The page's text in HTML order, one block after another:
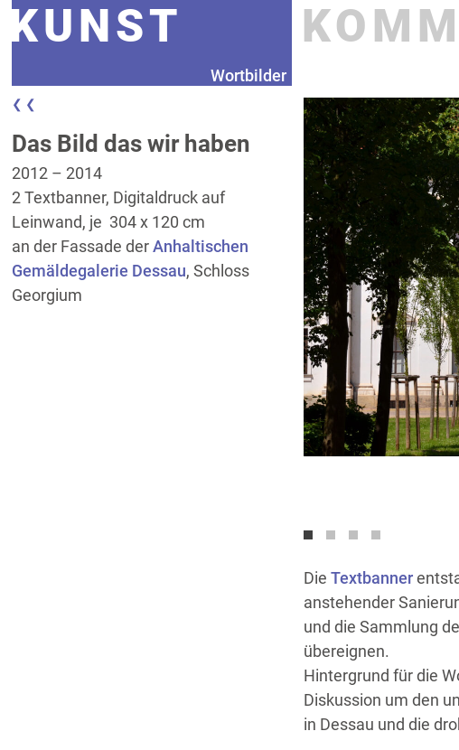
KUNST
Wortbilder
❮ ❮
Das Bild das wir haben
2012 – 2014
2 Textbanner, Digitaldruck auf
Leinwand, je 304 x 120 cm
an der Fassade derAnhaltischen
Gemäldegalerie Dessau, Schloss
Georgium
Die Textbanner
anstehender
und die Sammlung
übereignen.
Hintergrund für die
Diskussion um den
in Dessau und die